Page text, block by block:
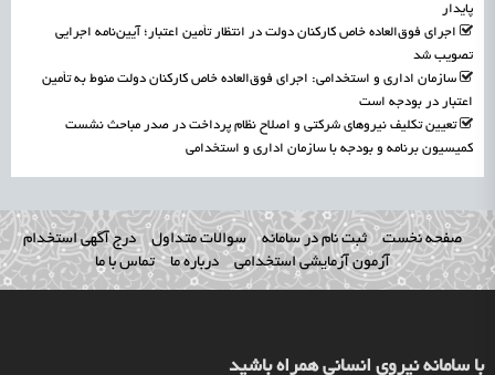
پایدار
اجرای فوق‌العاده خاص کارکنان دولت در انتظار تأمین اعتبار؛ آیین‌نامه اجرایی
تصویب شد
سازمان اداری و استخدامی: اجرای فوق‌العاده خاص کارکنان دولت منوط به تأمین
اعتبار در بودجه است
تعیین تکلیف نیروهای شرکتی و اصلاح نظام پرداخت در صدر مباحث نشست
کمیسیون برنامه و بودجه با سازمان اداری و استخدامی
صفحه نخست ثبت نام در سامانه سوالات متداول
درج آگهی استخدام
آزمون آزمایشی استخدامی
درباره ما تماس با ما
با سامانه نیروی انسانی همراه باشید